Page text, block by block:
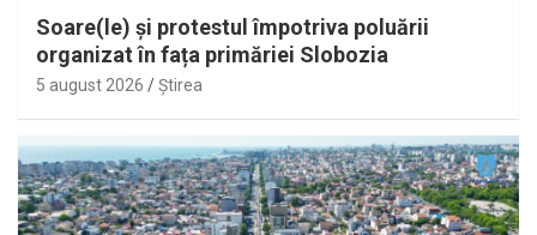
Soare(le) și protestul împotriva poluării
organizat în fața primăriei Slobozia
5 august 2026 Ştirea